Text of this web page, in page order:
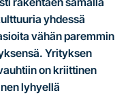
yhdessä
vähän paremmin
Yrityksen
on kriittinen
lyhyellä